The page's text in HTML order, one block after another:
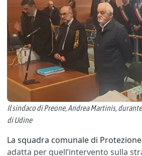
Il sindaco di Preone, Andrea Martinis,
di Udine
La squadra comunale di
adatta per quell’intervento sulla